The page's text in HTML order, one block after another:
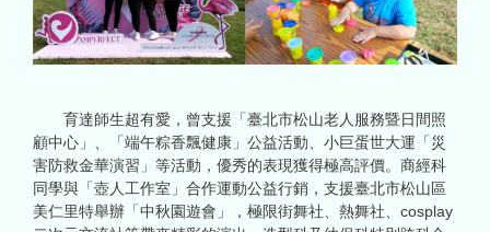
育達師生超有愛，曾支援「臺北市松山老人服務暨日間照
顧中心」、「端午粽香飄健康」公益活動、小巨蛋世大運「災
害防救金華演習」等活動，優秀的表現獲得極高評價。商經科
同學與「壺人工作室」合作運動公益行銷，支援臺北市松山區
美仁里特舉辦「中秋園遊會」，極限街舞社、熱舞社、cosplay